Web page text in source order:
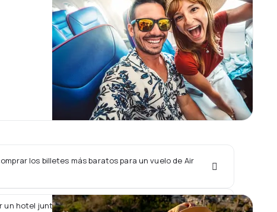
los billetes más baratos para un vuelo de Air
un hotel junto con un vuelo de Air Mediterranean?